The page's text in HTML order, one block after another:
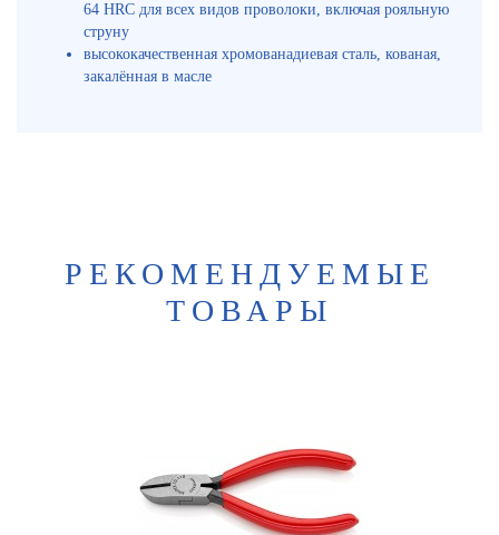
64 HRC для всех видов проволоки, включая рояльную
струну
высококачественная хромованадиевая сталь, кованая,
закалённая в масле
РЕКОМЕНДУЕМЫЕ
ТОВАРЫ